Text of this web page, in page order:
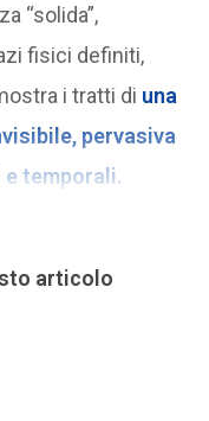
“solida”,
fisici definiti,
i tratti di una
pervasiva
temporali.
articolo